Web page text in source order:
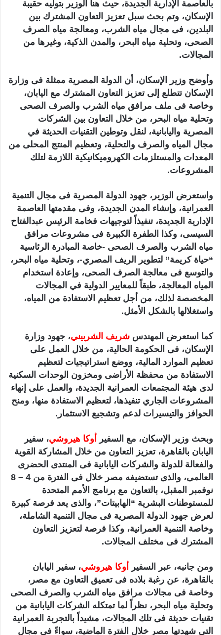
بالعاصمة الإدارية الجديدة، حيث هنأ الوزير بتوليه حقيبة
الإسكان، وتم بحث سبل تعزيز التعاون المشترك بين
البلدين، فى مجال مياه الشرب، ومعالجة مياه الصرف
الصحى، وتحلية مياه البحر، والمدن الذكية، وغيرها من
المجالات.
وأوضح وزير الإسكان، أن الدولة المصرية ممثلة فى وزارة
الإسكان تتطلع إلى تعزيز التعاون المشترك مع اليابان،
وخاصة فى ملف مرافق مياه الشرب والصرف الصحى
وتحلية مياه البحر، من خلال التعاون بين الشركات
المصرية واليابانية، لنقل وتوطين التقنيات الحديثة في
مجال المياه والصرف والتحلية، وتعظيم المنتج المحلى من
المعدات والمستلزمات الكهروميكانيكية اللازمة لتلك
المشروعات.
واستعرض الوزير، جهود الدولة المصرية فى مجال التنمية
العمرانية، وإنشاء المدن الجديدة، وفى مقدمتها العاصمة
الإدارية الجديدة، تنفيذاً لتوجيهات فخامة الرئيس عبدالفتاح
السيسى، وكذا الطفرة الكبيرة فى مشروعات مرافق
مياه الشرب والصرف الصحى -خاصة المبادرة الرئاسية
“حياة كريمة” لتطوير الريف المصري-، وتحلية مياه البحر،
والتوسع فى معالجة الصرف الصحى، وإعادة استخدام
المياه المعالجة، طبقاً للمعايير الدولية في المجالات
المخصصة لذلك، من أجل تعظيم الاستفادة من المياه،
واستغلالها بالشكل الأمثل.
كما استعرض المهندس شريف الشربيني، جهود وزارة
الإسكان، فى الحكومة الحالية، من خلال العمل على
تعظيم الموارد المالية، ووضع استراتيجيات لتعظيم
الاستفادة من محفظة الأراضى ومخزون الوحدات السكنية
لدى هيئة المجتمعات العمرانية الجديدة، والعمل على إنهاء
المشروعات الجاري تنفيذها، لتعظيم الاستفادة منها، ومنح
الحوافز والتيسيرات لدعم وتشجيع الاستثمار.
وبحث وزير الإسكان، مع السفير أوكا هيروشي، سفير
اليابان بالقاهرة، تعزيز التعاون من خلال المشاركة القوية
والفعالة للدولة والشركات اليابانية فى المنتدى الحضرى
العالمى، والذى تستضيفه مصر خلال فى الفترة من 4 – 8
نوفمبر المقبل، بالتعاون مع برنامج الأمم المتحدة
للمستوطنات البشرية “الهابيتات”، والذى يعد فرصة كبيرة
لعرض جهود الدولة المصرية فى مجال التنمية الشاملة،
وخاصة التنمية العمرانية، وكذا فرصة لتعزيز التعاون
المشترك فى مختلف المجالات.
ومن جانبه، عبر السفير أوكا هيروشي، سفير اليابان
بالقاهرة، عن رغبة بلاده فى تعميق التعاون مع مصر،
وخاصة فى مجالات مرافق مياه الشرب والصرف الصحى
وتحلية مياه البحر، نظراً لما تمتكله الشركات اليابانية من
تقنيات حديثة فى تلك المجالات، مشيداً بالتجربة العمرانية
التى شهدتها مصر خلال الفترة الماضية، سواءً في مجال